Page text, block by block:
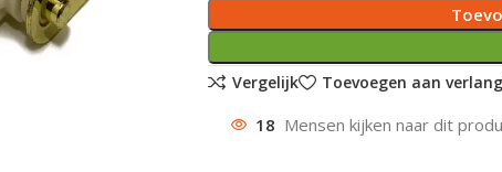
Vergelijk Toevoegen aan
18 Mensen kijken naar dit